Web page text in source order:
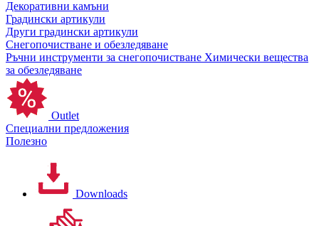
Декоративни камъни
Градински артикули
Други градински артикули
Снегопочистване и обезледяване
Ръчни инструменти за снегопочистване Химически вещества
за обезледяване
Outlet
Специални предложения
Полезно
Downloads